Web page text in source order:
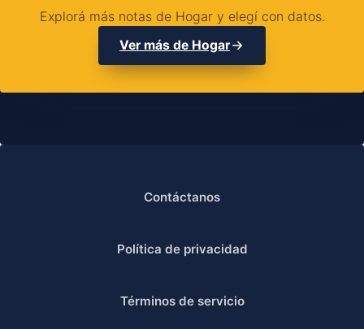
Explorá más notas de Hogar y elegí con datos.
Ver más de Hogar
Contáctanos
Política de privacidad
Términos de servicio